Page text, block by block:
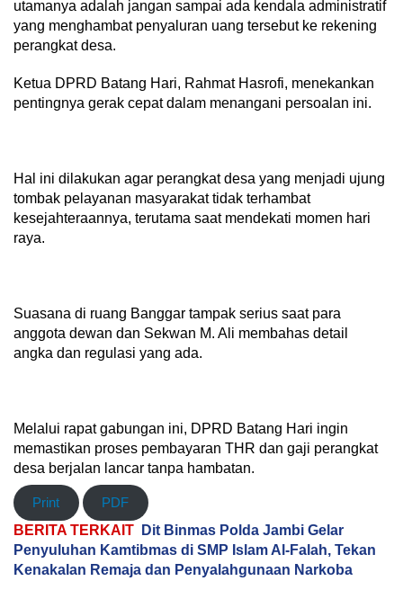
utamanya adalah jangan sampai ada kendala administratif
yang menghambat penyaluran uang tersebut ke rekening
perangkat desa.
Ketua DPRD Batang Hari, Rahmat Hasrofi, menekankan
pentingnya gerak cepat dalam menangani persoalan ini.
Hal ini dilakukan agar perangkat desa yang menjadi ujung
tombak pelayanan masyarakat tidak terhambat
kesejahteraannya, terutama saat mendekati momen hari
raya.
Suasana di ruang Banggar tampak serius saat para
anggota dewan dan Sekwan M. Ali membahas detail
angka dan regulasi yang ada.
Melalui rapat gabungan ini, DPRD Batang Hari ingin
memastikan proses pembayaran THR dan gaji perangkat
desa berjalan lancar tanpa hambatan.
Print PDF
BERITA TERKAIT
Dit Binmas Polda Jambi Gelar
Penyuluhan Kamtibmas di SMP Islam Al-Falah, Tekan
Kenakalan Remaja dan Penyalahgunaan Narkoba